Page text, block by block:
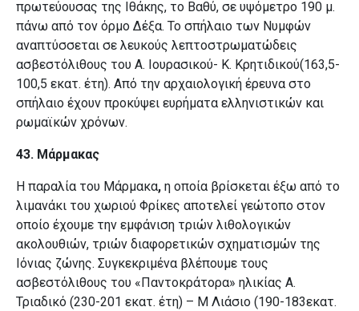
πρωτεύουσας της Ιθάκης, το Βαθύ, σε υψόμετρο 190 μ.
πάνω από τον όρμο Δέξα. Το σπήλαιο των Νυμφών
αναπτύσσεται σε λευκούς λεπτοστρωματώδεις
ασβεστόλιθους του Α. Ιουρασικού- Κ. Κρητιδικού(163,5-
100,5 εκατ. έτη). Από την αρχαιολογική έρευνα στο
σπήλαιο έχουν προκύψει ευρήματα ελληνιστικών και
ρωμαϊκών χρόνων.
43. Μάρμακας
Η παραλία του Μάρμακα, η οποία βρίσκεται έξω από το
λιμανάκι του χωριού Φρίκες αποτελεί γεώτοπο στον
οποίο έχουμε την εμφάνιση τριών λιθολογικών
ακολουθιών, τριών διαφορετικών σχηματισμών της
Ιόνιας ζώνης. Συγκεκριμένα βλέπουμε τους
ασβεστόλιθους του «Παντοκράτορα» ηλικίας Α.
Τριαδικό (230-201 εκατ. έτη) – Μ Λιάσιο (190-183εκατ.